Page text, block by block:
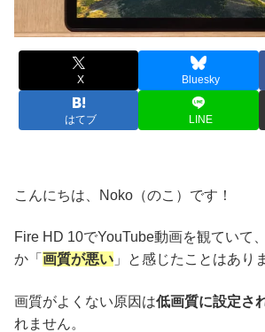
X Bluesky
はてブ LINE
こんにちは、Noko（のこ）です！
Fire HD 10でYouTube動画を観ていて
か「 画質が悪い 」と感じたことはあり
画質がよくない原因は低画質に設定さ
れません。